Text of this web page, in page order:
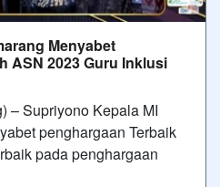
Menyabet
ASN 2023 Guru Inklusi
– Supriyono Kepala MI
penghargaan Terbaik
pada penghargaan